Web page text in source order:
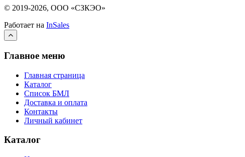
© 2019-2026, ООО «СЗКЭО»
Работает на InSales
Главное меню
Главная страница
Каталог
Список БМЛ
Доставка и оплата
Контакты
Личный кабинет
Каталог